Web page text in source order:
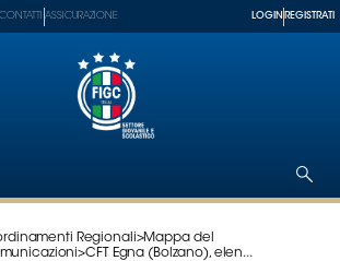
CONTATTI ASSICURAZIONE LOGIN REGISTRATI
Regionali>Mappa del
>CFT Egna (Bolzano), elen...